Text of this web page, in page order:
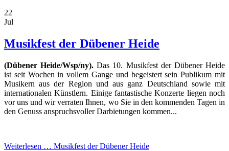
22
Jul
Musikfest der Dübener Heide
(Dübener Heide/Wsp/ny). Das 10. Musikfest der Dübener Heide
ist seit Wochen in vollem Gange und begeistert sein Publikum mit
Musikern aus der Region und aus ganz Deutschland sowie mit
internationalen Künstlern. Einige fantastische Konzerte liegen noch
vor uns und wir verraten Ihnen, wo Sie in den kommenden Tagen in
den Genuss anspruchsvoller Darbietungen kommen...
Weiterlesen … Musikfest der Dübener Heide